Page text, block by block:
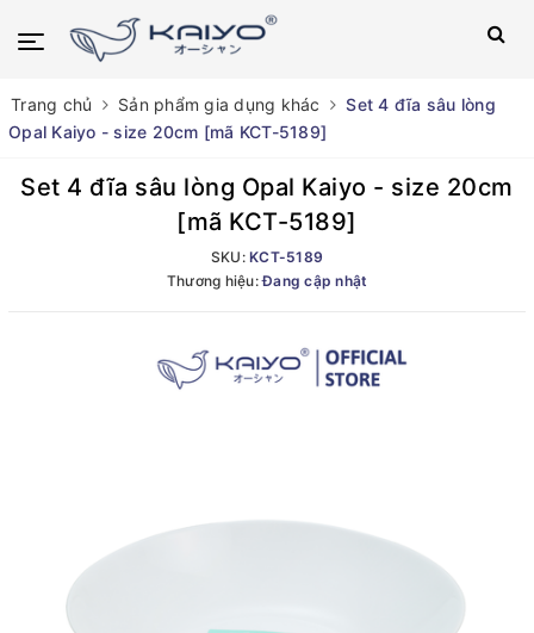
Trang chủ Sản phẩm gia dụng khác
Set 4 đĩa sâu lòng
Opal Kaiyo - size 20cm [mã KCT-5189]
Set 4 đĩa sâu lòng Opal Kaiyo - size 20cm
[mã KCT-5189]
SKU:KCT-5189
Thương hiệu:Đang cập nhật